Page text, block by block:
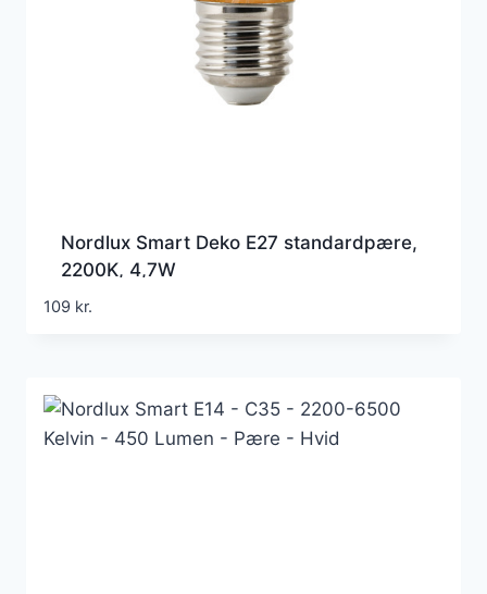
Nordlux Smart Deko E27 standardpære,
2200K, 4,7W
109 kr.